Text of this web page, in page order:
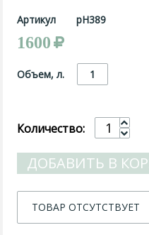
Артикул pH389
1600
Объем, л. 1
Количество:
ДОБАВИТЬ В
ТОВАР ОТСУТСТВУЕТ